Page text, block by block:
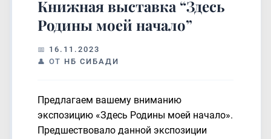
Книжная выставка “Здесь
Родины моей начало”
16.11.2023
ОТ НБ СИБАДИ
Предлагаем вашему вниманию
экспозицию «Здесь Родины моей начало».
Предшествовало данной экспозиции